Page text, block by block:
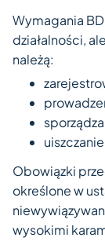
Wymagania
działalności,
należą:
Obowiązki
określone w
wysokimi